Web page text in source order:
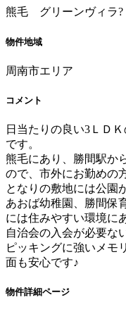
熊毛 グリーンヴィラ?
物件地域
周南市エリア
コメント
日当たりの良い3ＬＤ
です。
熊毛にあり、勝間駅か
ので、市外にお勤めの
となりの敷地には公園
あおば幼稚園、勝間保
には住みやすい環境に
自治会の入会が必要な
ピッキングに強いメモ
面も安心です♪
物件詳細ページ